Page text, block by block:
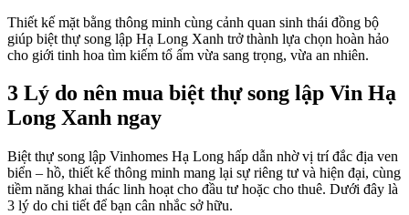
Thiết kế mặt bằng thông minh cùng cảnh quan sinh thái đồng bộ
giúp biệt thự song lập Hạ Long Xanh trở thành lựa chọn hoàn hảo
cho giới tinh hoa tìm kiếm tổ ấm vừa sang trọng, vừa an nhiên.
3 Lý do nên mua biệt thự song lập Vin Hạ
Long Xanh ngay
Biệt thự song lập Vinhomes Hạ Long hấp dẫn nhờ vị trí đắc địa ven
biển – hồ, thiết kế thông minh mang lại sự riêng tư và hiện đại, cùng
tiềm năng khai thác linh hoạt cho đầu tư hoặc cho thuê. Dưới đây là
3 lý do chi tiết để bạn cân nhắc sở hữu.